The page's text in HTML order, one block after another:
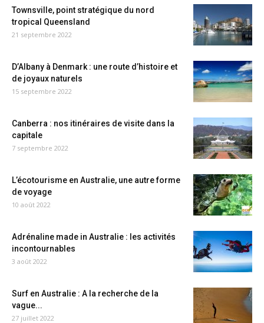
Townsville, point stratégique du nord
tropical Queensland
21 septembre 2022
D’Albany à Denmark : une route d’histoire et
de joyaux naturels
15 septembre 2022
Canberra : nos itinéraires de visite dans la
capitale
7 septembre 2022
L’écotourisme en Australie, une autre forme
de voyage
10 août 2022
Adrénaline made in Australie : les activités
incontournables
3 août 2022
Surf en Australie : A la recherche de la
vague...
27 juillet 2022